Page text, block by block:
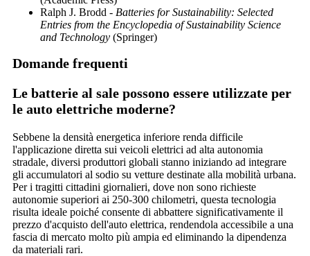
Ralph J. Brodd - Batteries for Sustainability: Selected
Entries from the Encyclopedia of Sustainability Science
and Technology (Springer)
Domande frequenti
Le batterie al sale possono essere utilizzate per
le auto elettriche moderne?
Sebbene la densità energetica inferiore renda difficile
l'applicazione diretta sui veicoli elettrici ad alta autonomia
stradale, diversi produttori globali stanno iniziando ad integrare
gli accumulatori al sodio su vetture destinate alla mobilità urbana.
Per i tragitti cittadini giornalieri, dove non sono richieste
autonomie superiori ai 250-300 chilometri, questa tecnologia
risulta ideale poiché consente di abbattere significativamente il
prezzo d'acquisto dell'auto elettrica, rendendola accessibile a una
fascia di mercato molto più ampia ed eliminando la dipendenza
da materiali rari.